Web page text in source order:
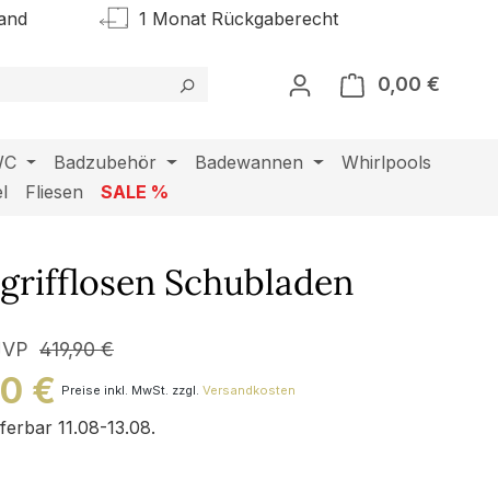
1 Monat Rückgaberecht
0,00 €
Badzubehör Badewannen
Whirlpools
Fliesen
SALE %
Schubladen
419,90 €
€ Preise inkl. MwSt. zzgl. Versandkosten
11.08-13.08.